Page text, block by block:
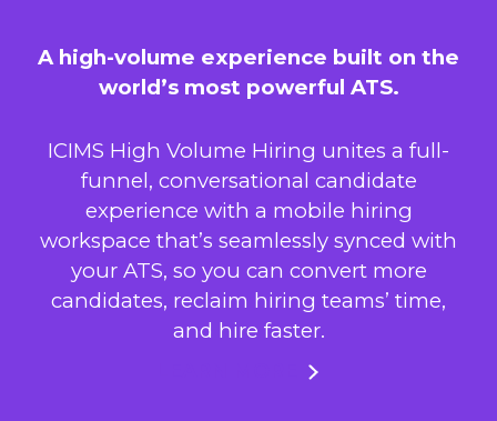
A high-volume experience built on the
world’s most powerful ATS.
ICIMS High Volume Hiring unites a full-
funnel, conversational candidate
experience with a mobile hiring
workspace that’s seamlessly synced with
your ATS, so you can convert more
candidates, reclaim hiring teams’ time,
and hire faster.